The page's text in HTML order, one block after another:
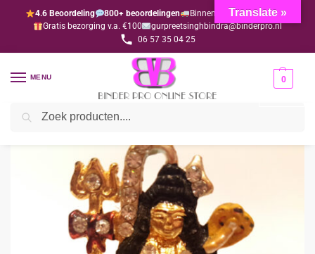
4.6 Beoordeling 800+ beoordelingen
Binnen 1-3 dagen geleverd
Gratis bezorging v.a. €100
gurpreetsinghbindra@binderpro.nl
06 57 35 04 25
MENU 0
Home Bedankjesafdeling
Translate »